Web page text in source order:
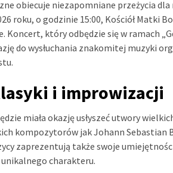
obiecuje niezapomniane przeżycia
roku, o godzinie 15:00, Kościół Matki
Koncert, który odbędzie się w ramach
do wysłuchania znakomitej muzyki
i improwizacji
miała okazję usłyszeć utwory
kompozytorów jak Johann Sebastian
zaprezentują także swoje
charakteru.